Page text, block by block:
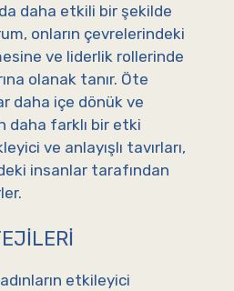
daha etkili bir şekilde
onların çevrelerindeki
ve liderlik rollerinde
olanak tanır. Öte
daha içe dönük ve
daha farklı bir etki
ve anlayışlı tavırları,
insanlar tarafından
etkileyici